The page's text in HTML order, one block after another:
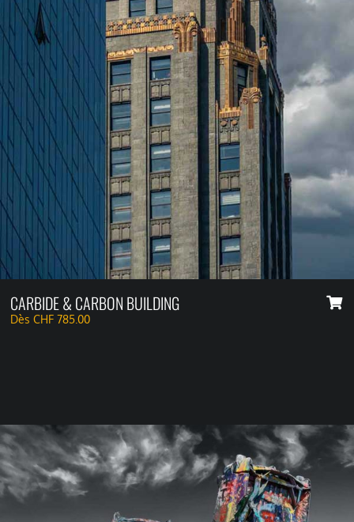
CARBIDE & CARBON BUILDING
DèsCHF 785.00